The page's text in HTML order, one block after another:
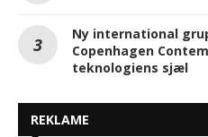
Ny international
Copenhagen
teknologiens sjæl
REKLAME